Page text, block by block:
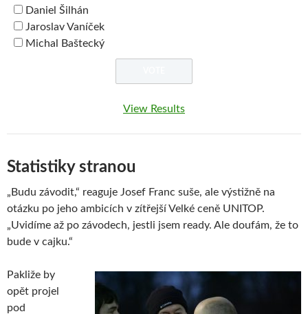
Daniel Šilhán
Jaroslav Vaníček
Michal Baštecký
View Results
Statistiky stranou
„Budu závodit,“ reaguje Josef Franc suše, ale výstižně na
otázku po jeho ambicích v zítřejší Velké ceně UNITOP.
„Uvidíme až po závodech, jestli jsem ready. Ale doufám, že to
bude v cajku.“
Pakliže by
opět projel
pod